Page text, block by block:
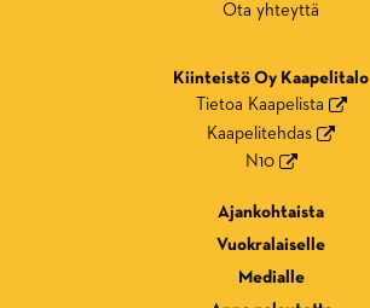
Ota yhteyttä
Kiinteistö Oy Kaapelitalo
Tietoa Kaapelista
Kaapelitehdas
N10
Ajankohtaista
Vuokralaiselle
Medialle